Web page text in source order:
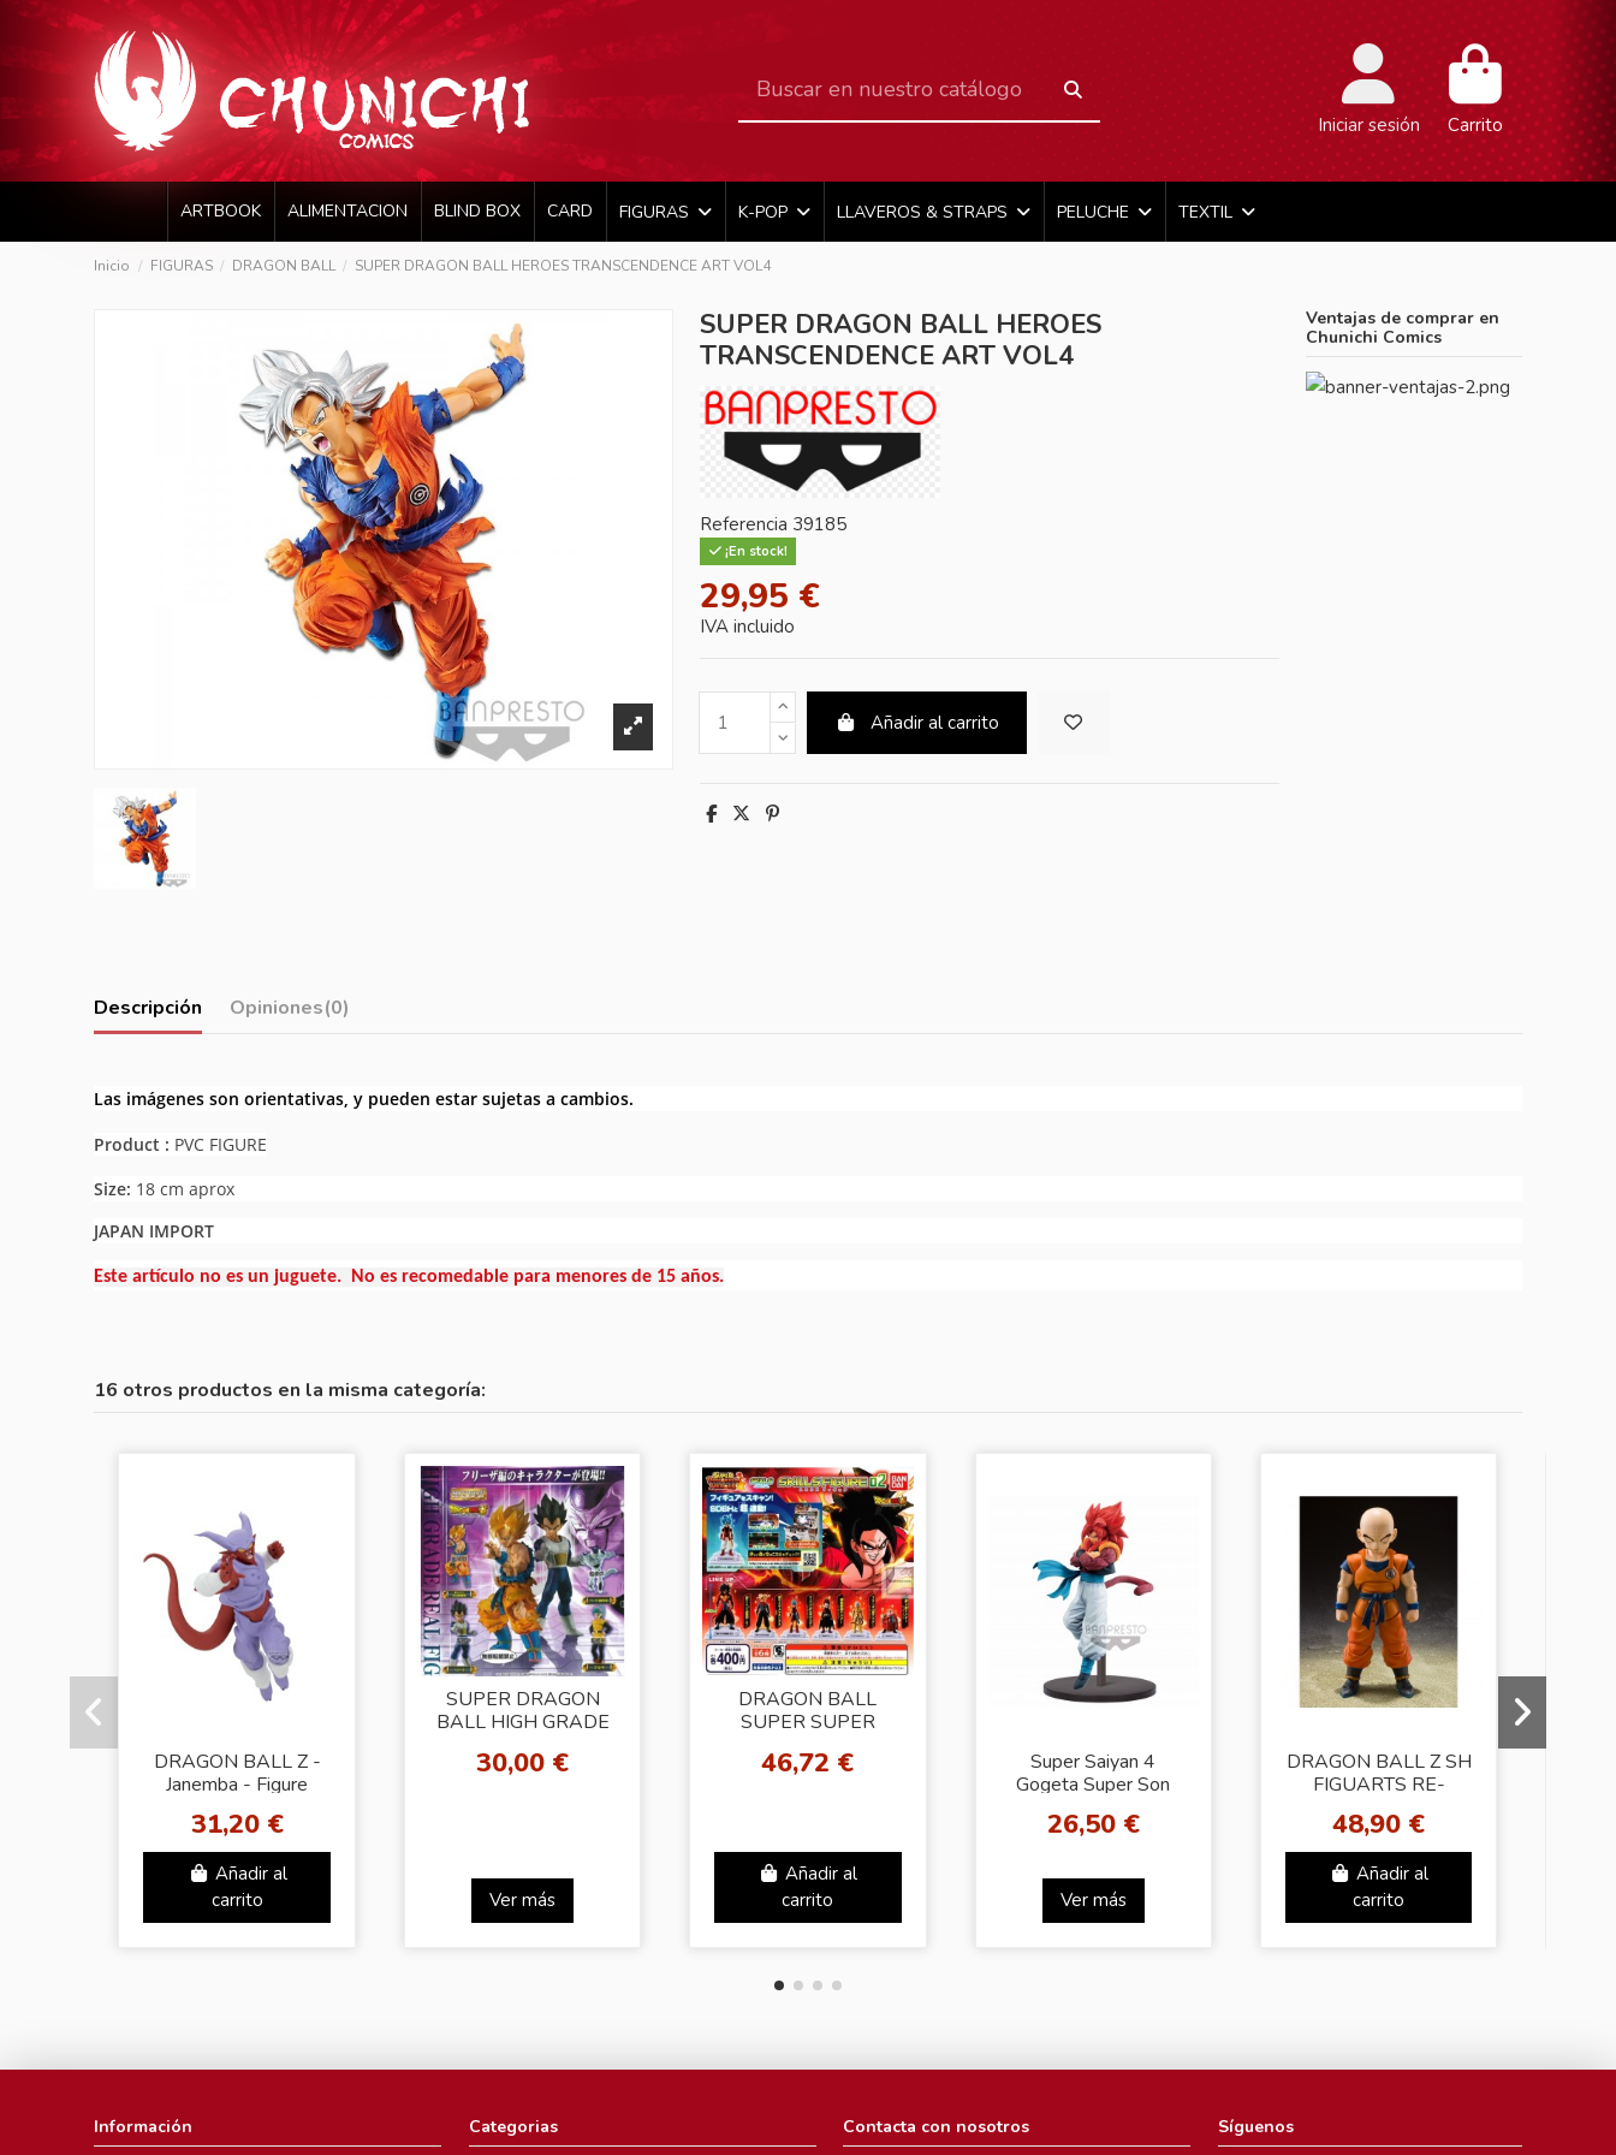
Iniciar sesión Carrito
ARTBOOK ALIMENTACION BLIND BOX CARD FIGURAS K-POP LLAVEROS & STRAPS PELUCHE TEXTIL
Inicio FIGURAS DRAGON BALL SUPER DRAGON BALL HEROES TRANSCENDENCE ART VOL4
SUPER DRAGON BALL HEROES
TRANSCENDENCE ART VOL4
Referencia 39185
¡En stock!
29,95 €
IVA incluido
Añadir al carrito
Ventajas de comprar en
Chunichi Comics
Descripción Opiniones(0)
Las imágenes son orientativas, y pueden estar sujetas a cambios.
Product : PVC FIGURE
Size: 18 cm aprox
JAPAN IMPORT
Este artículo no es un juguete. No es recomedable para menores de 15 años.
16 otros productos en la misma categoría:
DRAGON BALL Z -
Janemba - Figure
31,20 €
Añadir al
carrito
SUPER DRAGON
BALL HIGH GRADE
Completo]
30,00 €
Ver más
DRAGON BALL
SUPER SUPER
HEROES SKILL
46,72 €
Añadir al
carrito
Super Saiyan 4
Gogeta Super Son
Dragon Ball Super
26,50 €
Ver más
DRAGON BALL Z SH
FIGUARTS RE-
EARTH S
STRONGEST MAN
48,90 €
Añadir al
carrito
Información Categorias Contacta con nosotros Síguenos